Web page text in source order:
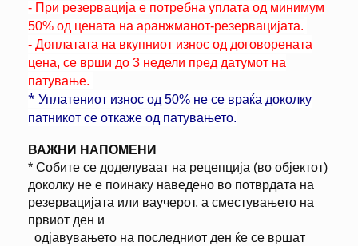
- При резервација e потребна уплата од минимум
50% од цената на аранжманот-резервацијата.
- Доплатата на вкупниот износ од договорената
цена, се врши до 3 недели пред датумот на
патување.
* Уплатениот износ од 50% не се враќа доколку
патникот се откаже од патувањето.
ВАЖНИ НАПОМЕНИ
* Собите се доделуваат на рецепција (во објектот)
доколку не е поинаку наведено во потврдата на
резервацијата или ваучерот, а сместувањето на
првиот ден и
одјавувањето на последниот ден ќе се вршат